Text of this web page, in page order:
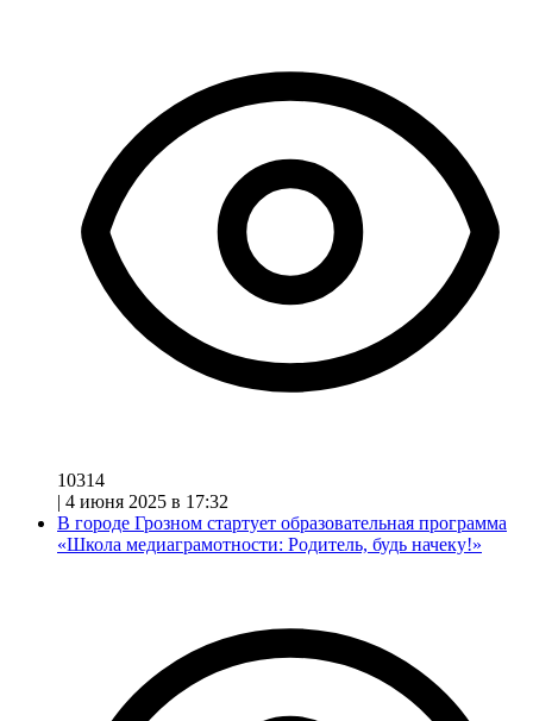
10314
| 4 июня 2025 в 17:32
В городе Грозном стартует образовательная программа
«Школа медиаграмотности: Родитель, будь начеку!»